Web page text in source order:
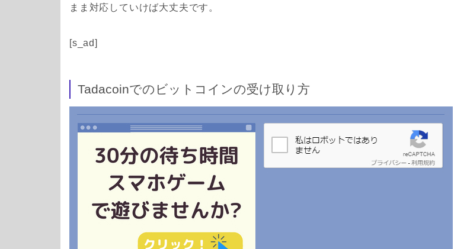
まま対応していけば大丈夫です。
[s_ad]
Tadacoinでのビットコインの受け取り方